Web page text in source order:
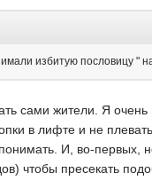
избитую пословицу "
сами жители. Я
в лифте и не
И, во-первых,
чтобы пресекать